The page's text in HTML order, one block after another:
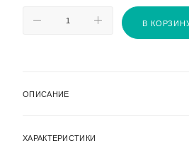
В
ОПИСАНИЕ
ХАРАКТЕРИСТИКИ